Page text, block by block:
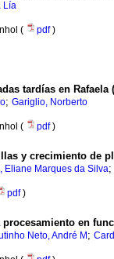
Lía
( pdf)
tardías en Rafaela
; Gariglio, Norberto
( pdf)
y crecimiento de
Eliane Marques da Silva;
pdf)
en
Neto, André M ;